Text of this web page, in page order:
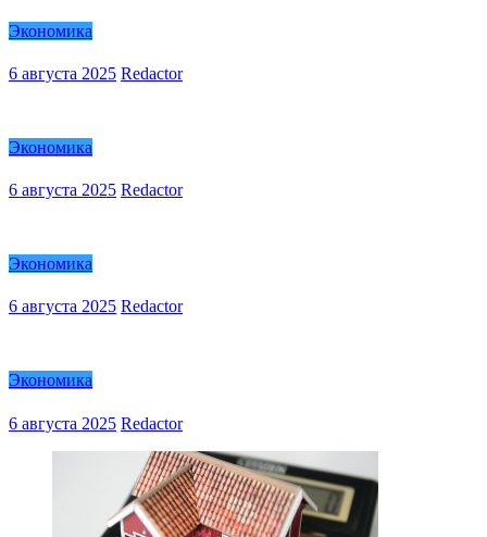
Экономика
6 августа 2025 Redactor
Экономика
6 августа 2025 Redactor
Экономика
6 августа 2025 Redactor
Экономика
6 августа 2025 Redactor